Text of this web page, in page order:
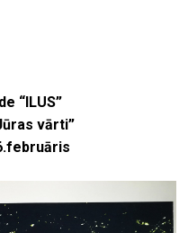
“ILUS”
vārti”